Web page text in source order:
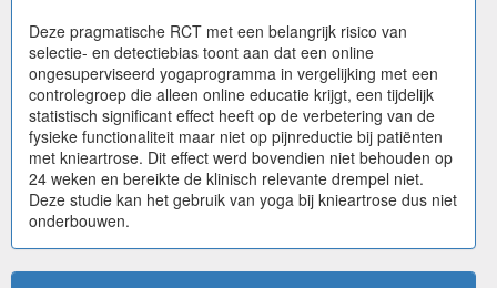
Deze pragmatische RCT met een belangrijk risico van
selectie- en detectiebias toont aan dat een online
ongesuperviseerd yogaprogramma in vergelijking met een
controlegroep die alleen online educatie krijgt, een tijdelijk
statistisch significant effect heeft op de verbetering van de
fysieke functionaliteit maar niet op pijnreductie bij patiënten
met knieartrose. Dit effect werd bovendien niet behouden op
24 weken en bereikte de klinisch relevante drempel niet.
Deze studie kan het gebruik van yoga bij knieartrose dus niet
onderbouwen.